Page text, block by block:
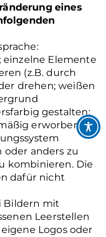
eines
Elemente
(z.B. durch
drehen; weißen
gestalten;
erworbene
anders zu
kombinieren. Die
dafür nicht
Bildern mit
Leerstellen
Logos oder